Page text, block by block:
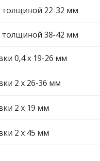
толщиной 22-32 мм
толщиной 38-42 мм
2 х 45 мм
2 х 19 мм
2 х 26-36 мм
0,4 х 19-26 мм